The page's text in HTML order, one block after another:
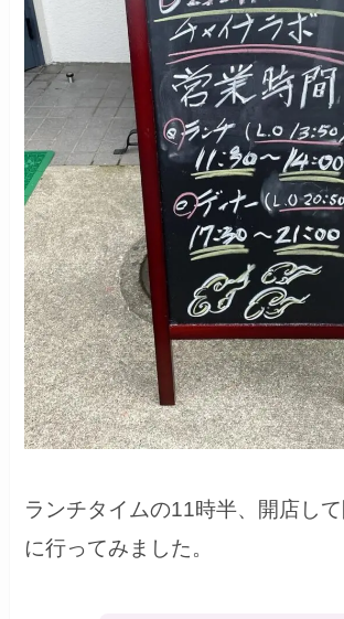
ランチタイムの11時半、開店し
に行ってみました。